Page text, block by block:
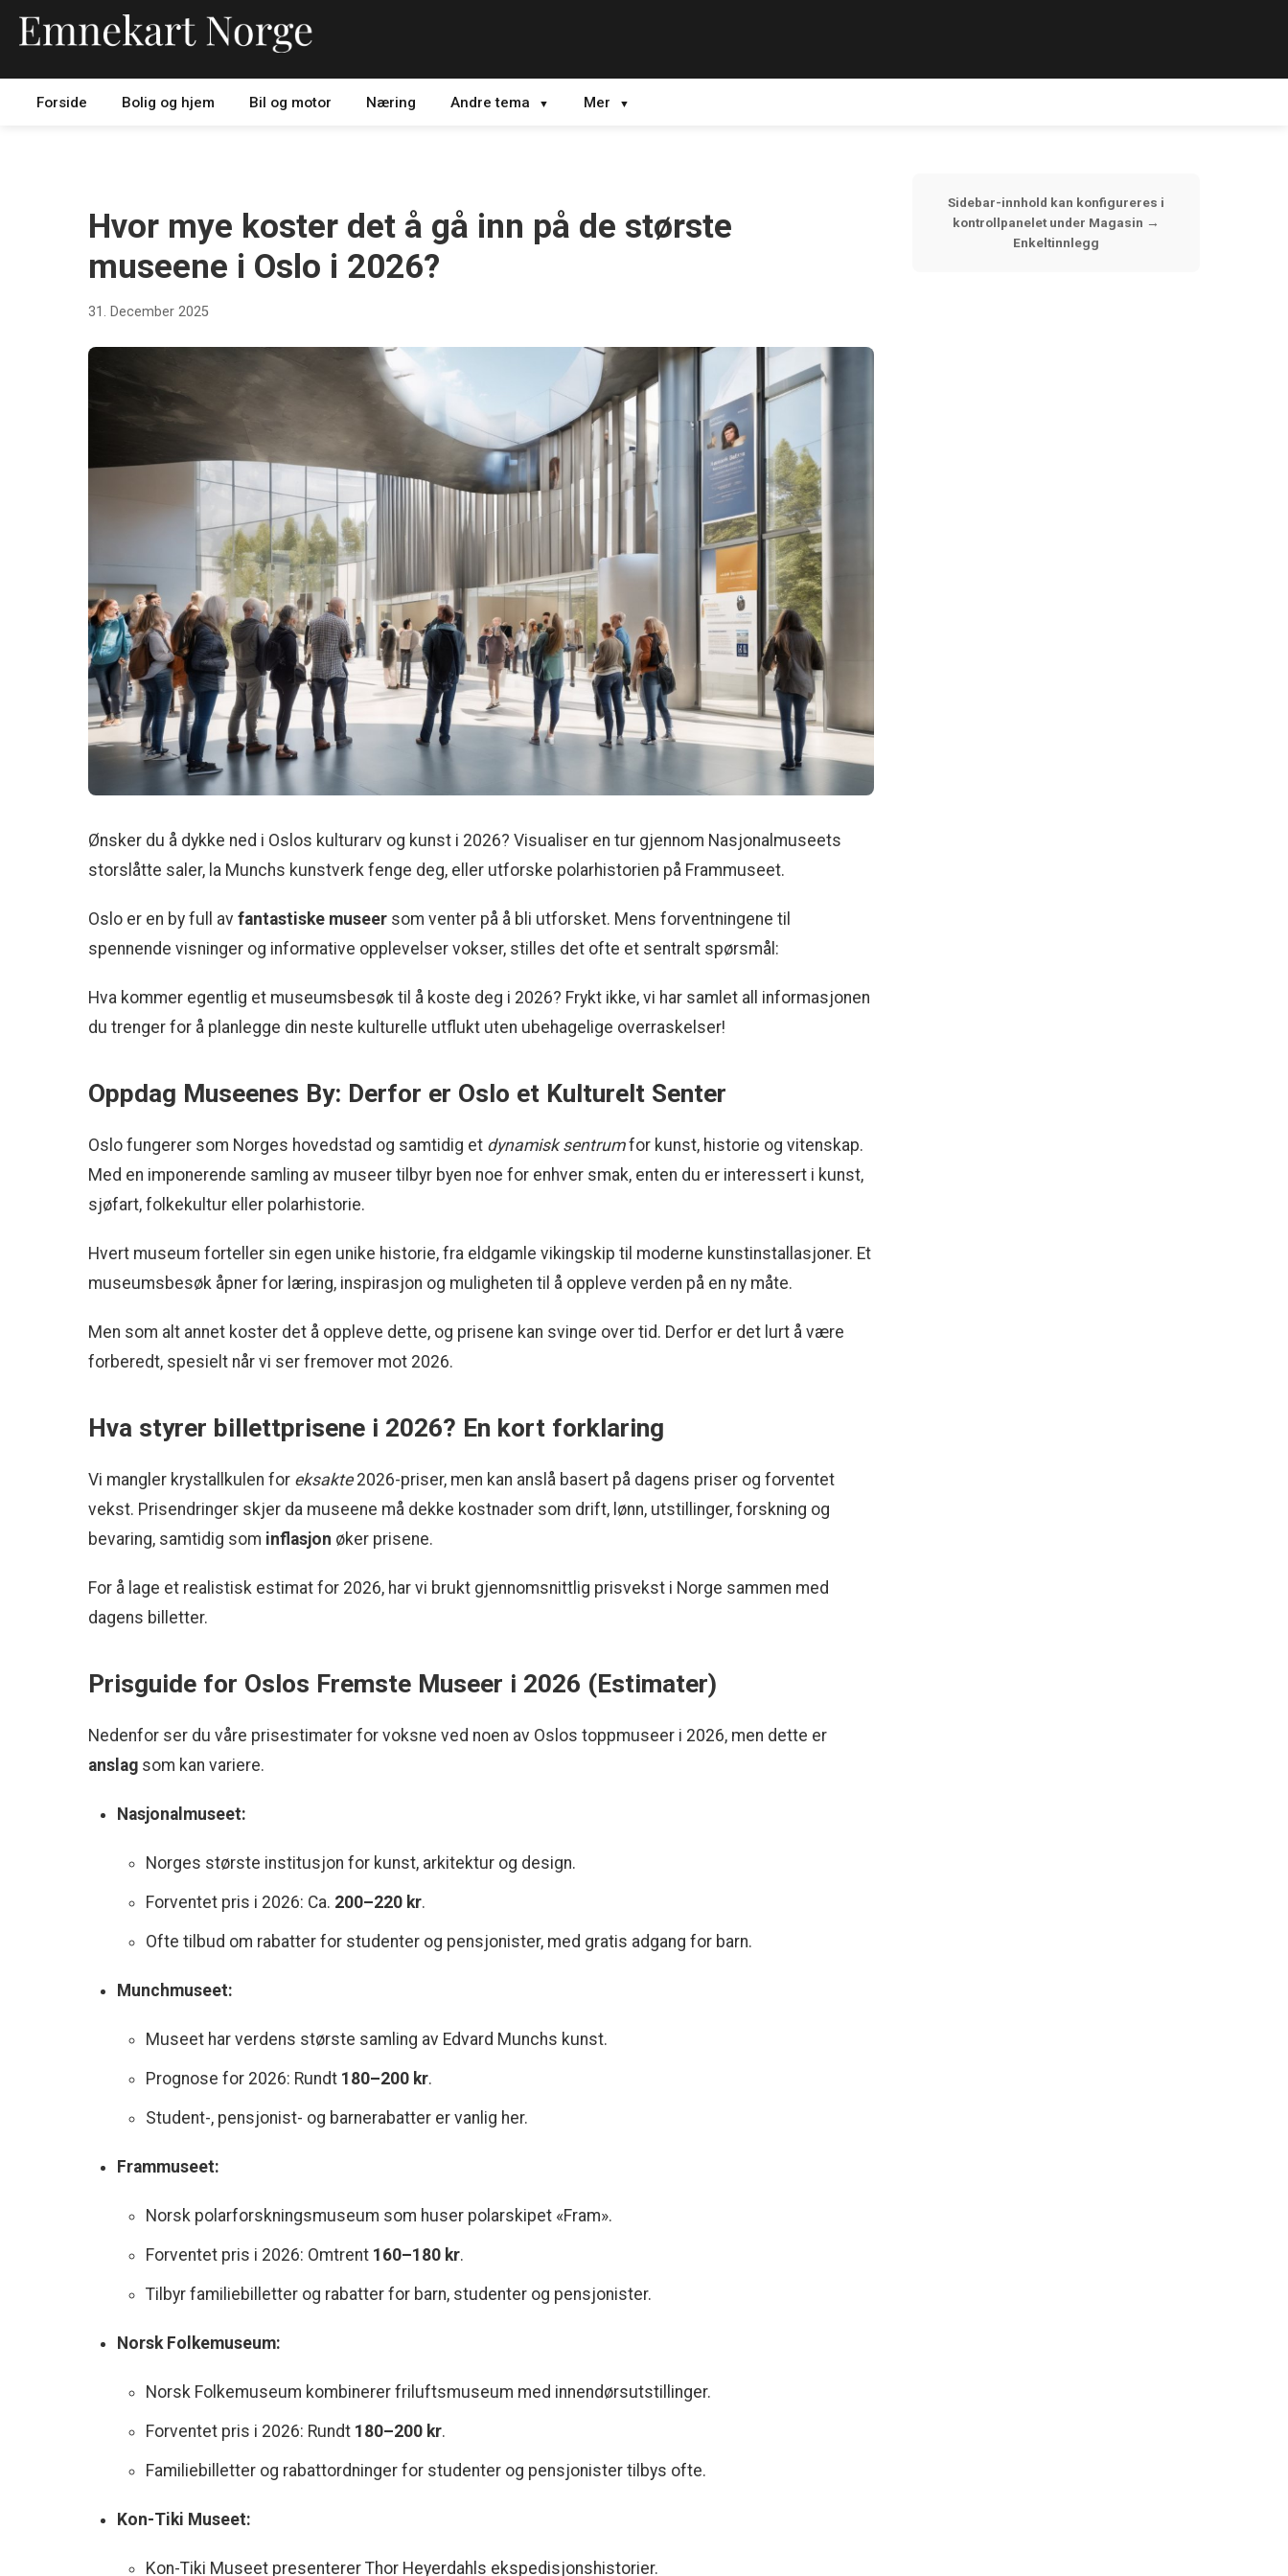
Forside Bolig og hjem Bil og motor Næring Andre tema Mer
Hvor mye koster det å gå inn på de største
museene i Oslo i 2026?
31. December 2025
Ønsker du å dykke ned i Oslos kulturarv og kunst i 2026? Visualiser en tur gjennom Nasjonalmuseets
storslåtte saler, la Munchs kunstverk fenge deg, eller utforske polarhistorien på Frammuseet.
Oslo er en by full av fantastiske museer som venter på å bli utforsket. Mens forventningene til
spennende visninger og informative opplevelser vokser, stilles det ofte et sentralt spørsmål:
Hva kommer egentlig et museumsbesøk til å koste deg i 2026? Frykt ikke, vi har samlet all informasjonen
du trenger for å planlegge din neste kulturelle utflukt uten ubehagelige overraskelser!
Oppdag Museenes By: Derfor er Oslo et Kulturelt Senter
Oslo fungerer som Norges hovedstad og samtidig et dynamisk sentrumfor kunst, historie og vitenskap.
Med en imponerende samling av museer tilbyr byen noe for enhver smak, enten du er interessert i kunst,
sjøfart, folkekultur eller polarhistorie.
Hvert museum forteller sin egen unike historie, fra eldgamle vikingskip til moderne kunstinstallasjoner. Et
museumsbesøk åpner for læring, inspirasjon og muligheten til å oppleve verden på en ny måte.
Men som alt annet koster det å oppleve dette, og prisene kan svinge over tid. Derfor er det lurt å være
forberedt, spesielt når vi ser fremover mot 2026.
Hva styrer billettprisene i 2026? En kort forklaring
Vi mangler krystallkulen for eksakte2026-priser, men kan anslå basert på dagens priser og forventet
vekst. Prisendringer skjer da museene må dekke kostnader som drift, lønn, utstillinger, forskning og
bevaring, samtidig som inflasjon øker prisene.
For å lage et realistisk estimat for 2026, har vi brukt gjennomsnittlig prisvekst i Norge sammen med
dagens billetter.
Prisguide for Oslos Fremste Museer i 2026 (Estimater)
Nedenfor ser du våre prisestimater for voksne ved noen av Oslos toppmuseer i 2026, men dette er
anslag som kan variere.
Nasjonalmuseet:
Norges største institusjon for kunst, arkitektur og design.
Forventet pris i 2026: Ca. 200–220 kr.
Ofte tilbud om rabatter for studenter og pensjonister, med gratis adgang for barn.
Munchmuseet:
Museet har verdens største samling av Edvard Munchs kunst.
Prognose for 2026: Rundt 180–200 kr.
Student-, pensjonist- og barnerabatter er vanlig her.
Frammuseet:
Norsk polarforskningsmuseum som huser polarskipet «Fram».
Forventet pris i 2026: Omtrent 160–180 kr.
Tilbyr familiebilletter og rabatter for barn, studenter og pensjonister.
Norsk Folkemuseum:
Norsk Folkemuseum kombinerer friluftsmuseum med innendørsutstillinger.
Forventet pris i 2026: Rundt 180–200 kr.
Familiebilletter og rabattordninger for studenter og pensjonister tilbys ofte.
Kon-Tiki Museet:
Kon-Tiki Museet presenterer Thor Heyerdahls ekspedisjonshistorier.
Sidebar-innhold kan konfigureres i
kontrollpanelet under Magasin →
Enkeltinnlegg